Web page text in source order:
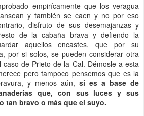
empirícamente que los veragua
y también se caen y no por eso
disfruto de sus desemajanzas y
de la cabaña brava y defiendo la
aquellos encastes, que por su
por si solos, se pueden considerar otra
de Prieto de la Cal. Démosle a esta
pero tampoco pensemos que es la
y menos aún, si es a base de
que, con sus luces y sus
tan bravo o más que el suyo.